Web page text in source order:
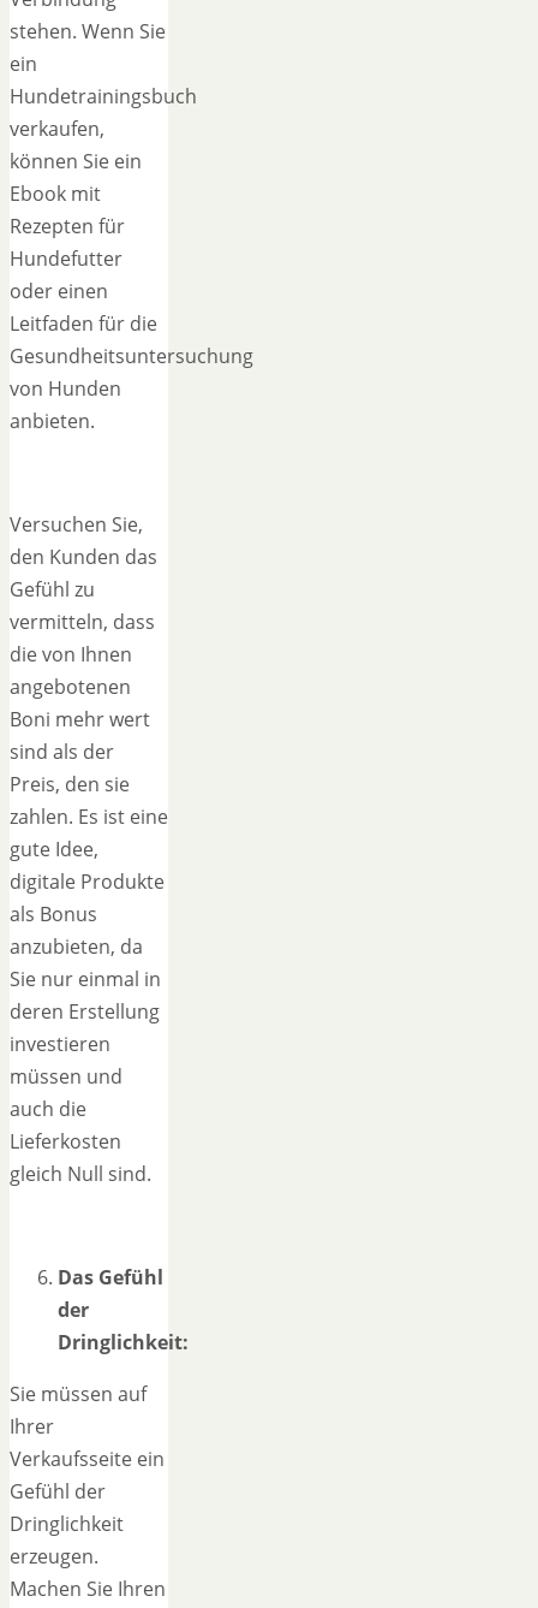
stehen. Wenn Sie
ein
Hundetrainingsbuch
verkaufen,
können Sie ein
Ebook mit
Rezepten für
Hundefutter
oder einen
Leitfaden für die
Gesundheitsuntersuchung
von Hunden
anbieten.
Versuchen Sie,
den Kunden das
Gefühl zu
vermitteln, dass
die von Ihnen
angebotenen
Boni mehr wert
sind als der
Preis, den sie
zahlen. Es ist eine
gute Idee,
digitale Produkte
als Bonus
anzubieten, da
Sie nur einmal in
deren Erstellung
investieren
müssen und
auch die
Lieferkosten
gleich Null sind.
Das Gefühl
der
Dringlichkeit:
Sie müssen auf
Ihrer
Verkaufsseite ein
Gefühl der
Dringlichkeit
erzeugen.
Machen Sie Ihren